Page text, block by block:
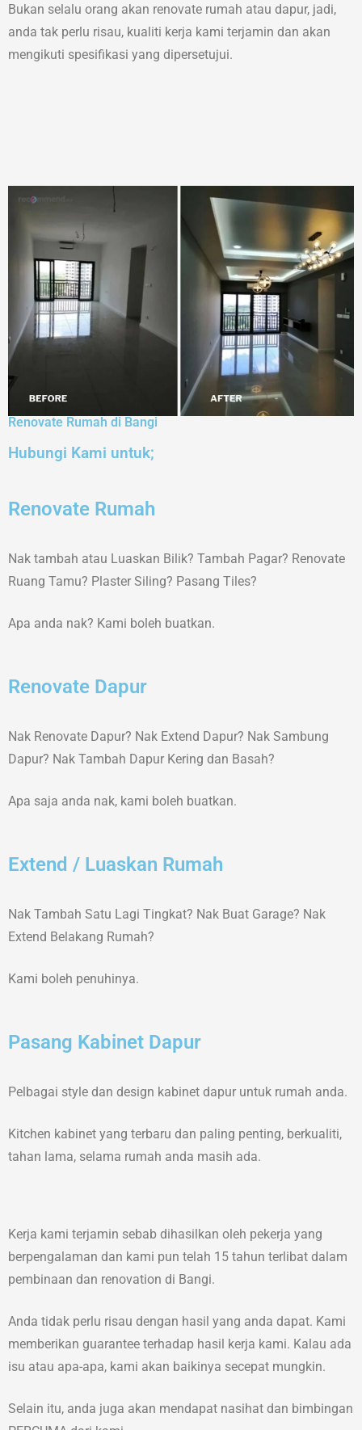
Bukan selalu orang akan renovate rumah atau dapur, jadi,
anda tak perlu risau, kualiti kerja kami terjamin dan akan
mengikuti spesifikasi yang dipersetujui.
Renovate Rumah di Bangi
Hubungi Kami untuk;
Renovate Rumah
Nak tambah atau Luaskan Bilik? Tambah Pagar? Renovate
Ruang Tamu? Plaster Siling? Pasang Tiles?
Apa anda nak? Kami boleh buatkan.
Renovate Dapur
Nak Renovate Dapur? Nak Extend Dapur? Nak Sambung
Dapur? Nak Tambah Dapur Kering dan Basah?
Apa saja anda nak, kami boleh buatkan.
Extend / Luaskan Rumah
Nak Tambah Satu Lagi Tingkat? Nak Buat Garage? Nak
Extend Belakang Rumah?
Kami boleh penuhinya.
Pasang Kabinet Dapur
Pelbagai style dan design kabinet dapur untuk rumah anda.
Kitchen kabinet yang terbaru dan paling penting, berkualiti,
tahan lama, selama rumah anda masih ada.
Kerja kami terjamin sebab dihasilkan oleh pekerja yang
berpengalaman dan kami pun telah 15 tahun terlibat dalam
pembinaan dan renovation di Bangi.
Anda tidak perlu risau dengan hasil yang anda dapat. Kami
memberikan guarantee terhadap hasil kerja kami. Kalau ada
isu atau apa-apa, kami akan baikinya secepat mungkin.
Selain itu, anda juga akan mendapat nasihat dan bimbingan